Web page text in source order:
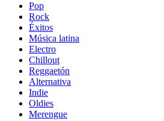
Pop
Rock
Éxitos
Música latina
Electro
Chillout
Reggaetón
Alternativa
Indie
Oldies
Merengue